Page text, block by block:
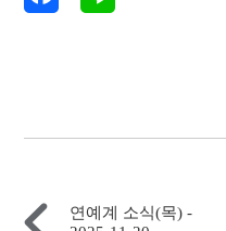
연예계 소식(목) -